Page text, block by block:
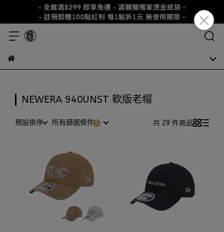
NEWERA 940UNST 軟版老帽
預設排序 所有篩選條件 共 29 件商品